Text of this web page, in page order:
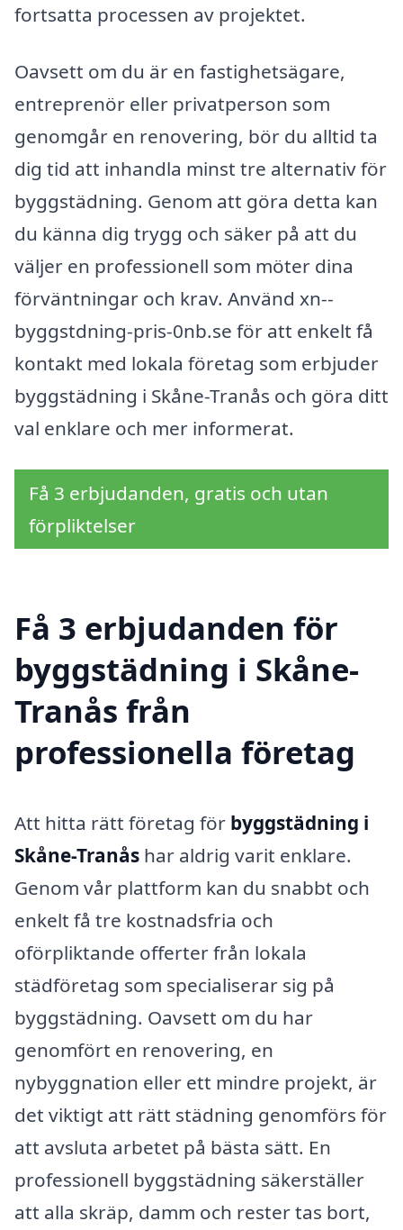
fortsatta processen av projektet.
Oavsett om du är en fastighetsägare,
entreprenör eller privatperson som
genomgår en renovering, bör du alltid ta
dig tid att inhandla minst tre alternativ för
byggstädning. Genom att göra detta kan
du känna dig trygg och säker på att du
väljer en professionell som möter dina
förväntningar och krav. Använd xn--
byggstdning-pris-0nb.se för att enkelt få
kontakt med lokala företag som erbjuder
byggstädning i Skåne-Tranås och göra ditt
val enklare och mer informerat.
Få 3 erbjudanden, gratis och utan
förpliktelser
Få 3 erbjudanden för
byggstädning i Skåne-
Tranås från
professionella företag
Att hitta rätt företag för byggstädning i
Skåne-Tranås har aldrig varit enklare.
Genom vår plattform kan du snabbt och
enkelt få tre kostnadsfria och
oförpliktande offerter från lokala
städföretag som specialiserar sig på
byggstädning. Oavsett om du har
genomfört en renovering, en
nybyggnation eller ett mindre projekt, är
det viktigt att rätt städning genomförs för
att avsluta arbetet på bästa sätt. En
professionell byggstädning säkerställer
att alla skräp, damm och rester tas bort,